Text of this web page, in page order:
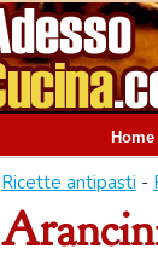
Home
Ricette antipasti -